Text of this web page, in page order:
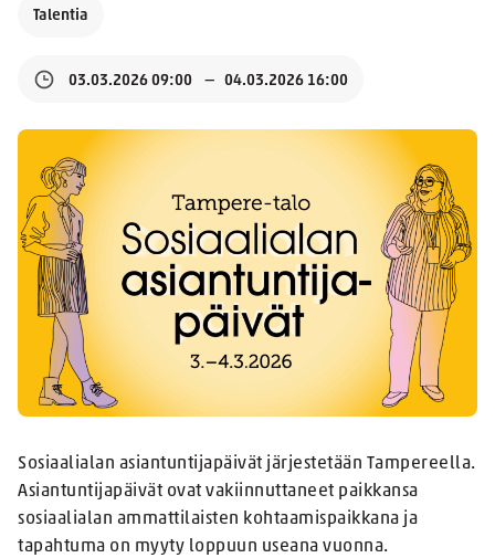
Talentia
03.03.2026 09:00 04.03.2026 16:00
Sosiaalialan asiantuntijapäivät järjestetään Tampereella.
Asiantuntijapäivät ovat vakiinnuttaneet paikkansa
sosiaalialan ammattilaisten kohtaamispaikkana ja
tapahtuma on myyty loppuun useana vuonna.